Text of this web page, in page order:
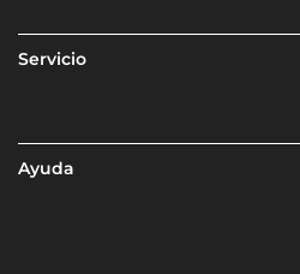
Servicio
Ayuda